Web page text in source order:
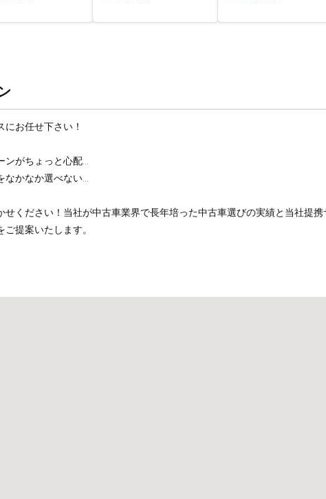
にお任せ下さい！
ンがちょっと心配…
なかなか選べない…
せください！当社が中古車業界で長年培った中古車選びの実績と当社提
提案いたします。